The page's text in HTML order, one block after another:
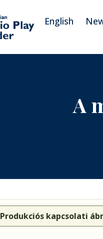
English
A
Produkciós kapcsolati